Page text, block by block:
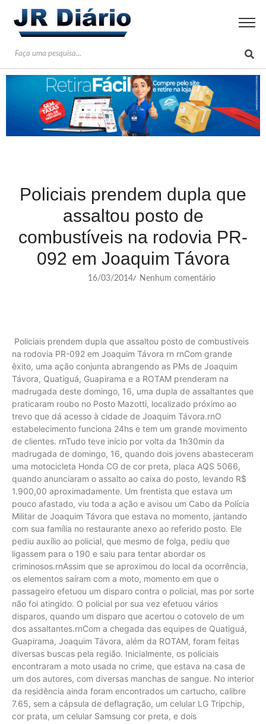
Policiais prendem dupla que
assaltou posto de
combustíveis na rodovia PR-
092 em Joaquim Távora
16/03/2014/ Nenhum comentário
Policiais prendem dupla que assaltou posto de combustíveis
na rodovia PR-092 em Joaquim Távora rn rnCom grande
êxito, uma ação conjunta abrangendo as PMs de Joaquim
Távora, Quatiguá, Guapirama e a ROTAM prenderam na
madrugada deste domingo, 16, uma dupla de assaltantes que
praticaram roubo no Posto Mazotti, localizado próximo ao
trevo que dá acesso à cidade de Joaquim Távora.rnO
estabelecimento funciona 24hs e tem um grande movimento
de clientes. rnTudo teve início por volta da 1h30min da
madrugada de domingo, 16, quando dois jovens abasteceram
uma motocicleta Honda CG de cor preta, placa AQS 5066,
quando anunciaram o assalto ao caixa do posto, levando R$
1.900,00 aproximadamente. Um frentista que estava um
pouco afastado, viu toda a ação e avisou um Cabo da Polícia
Militar de Joaquim Távora que estava no momento, jantando
com sua família no restaurante anexo ao referido posto. Ele
pediu auxílio ao policial, que mesmo de folga, pediu que
ligassem para o 190 e saiu para tentar abordar os
criminosos.rnAssim que se aproximou do local da ocorrência,
os elementos saíram com a moto, momento em que o
passageiro efetuou um disparo contra o policial, mas por sorte
não foi atingido. O policial por sua vez efetuou vários
disparos, quando um disparo que acertou o cotovelo de um
dos assaltantes.rnCom a chegada das equipes de Quatiguá,
Guapirama, Joaquim Távora, além da ROTAM, foram feitas
diversas buscas pela região. Inicialmente, os policiais
encontraram a moto usada no crime, que estava na casa de
um dos autores, com diversas manchas de sangue. No interior
da residência ainda foram encontrados um cartucho, calibre
7.65, sem a cápsula de deflagração, um celular LG Tripchip,
cor prata, um celular Samsung cor preta, e dois